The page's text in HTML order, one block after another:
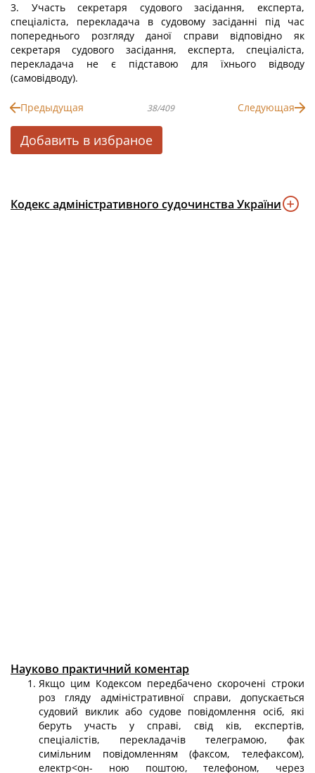
3. Участь секретаря судового засідання, експерта,
спеціаліста, перекладача в судовому засіданні під час
попереднього розгляду даної справи відповідно як
секретаря судового засідання, експерта, спеціаліста,
перекладача не є підставою для їхнього відводу
(самовідводу).
Предыдущая 38/409 Следующая
Добавить в избраное
Кодекс адміністративного судочинства України
Науково практичний коментар
Якщо цим Кодексом передбачено скорочені строки
роз гляду адміністративної справи, допускається
судовий виклик або судове повідомлення осіб, які
беруть участь у справі, свід ків, експертів,
спеціалістів, перекладачів телеграмою, фак
симільним повідомленням (факсом, телефаксом),
електр<он- ною поштою, телефоном, через